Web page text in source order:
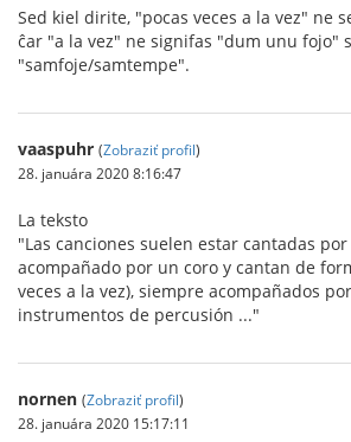
Sed kiel dirite, "pocas veces a la vez" ne
ĉar "a la vez" ne signifas "dum unu fojo"
"samfoje/samtempe".
vaaspuhr (Zobraziť profil)
28. januára 2020 8:16:47
La teksto
"Las canciones suelen estar cantadas
acompañado por un coro y cantan de
veces a la vez), siempre acompañados
instrumentos de percusión ..."
nornen (Zobraziť profil)
28. januára 2020 15:17:11